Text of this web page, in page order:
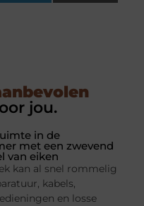
jou.
in de
met een zwevend
van eiken
kan al snel rommelig
kabels,
en losse